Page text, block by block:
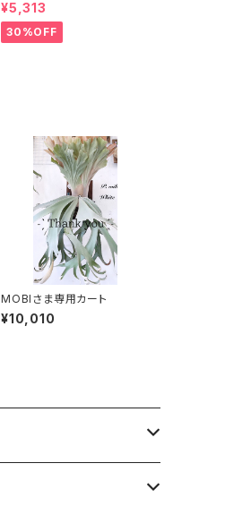
¥5,313
30%OFF
MOBIさま専用カート
¥10,010